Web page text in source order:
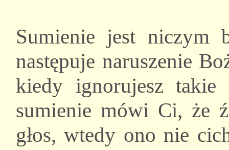
Sumienie jest niczym
następuje naruszenie
kiedy ignorujesz takie
sumienie mówi Ci, że
głos, wtedy ono nie